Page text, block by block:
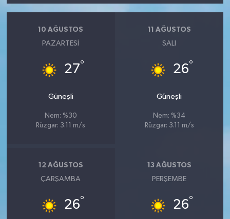
10 AĞUSTOS
PAZARTESI
27°
Güneşli
Nem: %30
Rüzgar: 3.11 m/s
11 AĞUSTOS
SALI
26°
Güneşli
Nem: %34
Rüzgar: 3.11 m/s
12 AĞUSTOS
ÇARŞAMBA
26°
13 AĞUSTOS
PERŞEMBE
26°